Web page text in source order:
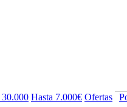
30.000 Hasta 7.000€ Ofertas